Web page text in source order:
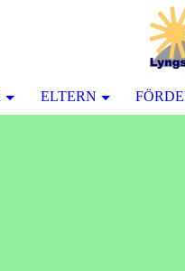
ELTERN